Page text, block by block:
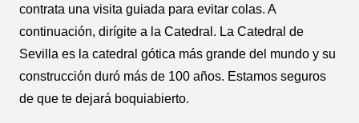
contrata una visita guiada para evitar colas. A
continuación, dirígite a la Catedral. La Catedral de
Sevilla es la catedral gótica más grande del mundo y su
construcción duró más de 100 años. Estamos seguros
de que te dejará boquiabierto.